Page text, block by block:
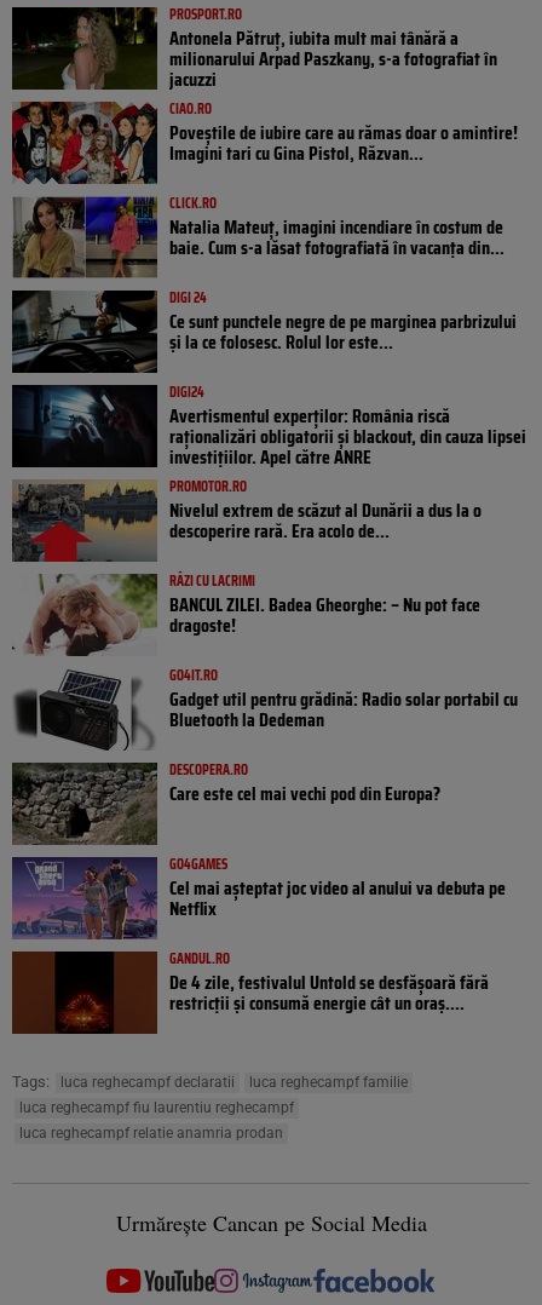
PROSPORT.RO
Antonela Pătruț, iubita mult mai tânără a
milionarului Arpad Paszkany, s-a fotografiat în
jacuzzi
CIAO.RO
Poveştile de iubire care au rămas doar o amintire!
Imagini tari cu Gina Pistol, Răzvan...
CLICK.RO
Natalia Mateuț, imagini incendiare în costum de
baie. Cum s-a lăsat fotografiată în vacanța din...
DIGI 24
Ce sunt punctele negre de pe marginea parbrizului
și la ce folosesc. Rolul lor este...
DIGI24
Avertismentul experților: România riscă
raționalizări obligatorii și blackout, din cauza lipsei
investițiilor. Apel către ANRE
PROMOTOR.RO
Nivelul extrem de scăzut al Dunării a dus la o
descoperire rară. Era acolo de...
RÂZI CU LACRIMI
BANCUL ZILEI. Badea Gheorghe: – Nu pot face
dragoste!
GO4IT.RO
Gadget util pentru grădină: Radio solar portabil cu
Bluetooth la Dedeman
DESCOPERA.RO
Care este cel mai vechi pod din Europa?
GO4GAMES
Cel mai așteptat joc video al anului va debuta pe
Netflix
GANDUL.RO
De 4 zile, festivalul Untold se desfășoară fără
restricții și consumă energie cât un oraș....
Tags: luca reghecampf declaratii
luca reghecampf familie
luca reghecampf fiu laurentiu reghecampf
luca reghecampf relatie anamria prodan
Urmărește Cancan pe Social Media